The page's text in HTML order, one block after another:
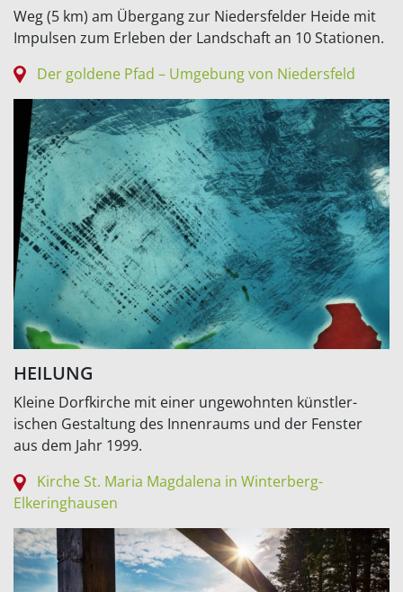
Weg (5 km) am Übergang zur Niedersfelder Heide mit
Impulsen zum Erleben der Landschaft an 10 Stationen.
Der goldene Pfad – Umgebung von Niedersfeld
HEILUNG
Kleine Dorfkirche mit einer ungewohnten künstler-
ischen Gestaltung des Innenraums und der Fenster
aus dem Jahr 1999.
Kirche St. Maria Magdalena in Winterberg-
Elkeringhausen